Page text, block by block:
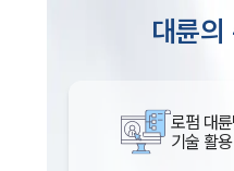
대륜의
로펌 대륜
기술 활